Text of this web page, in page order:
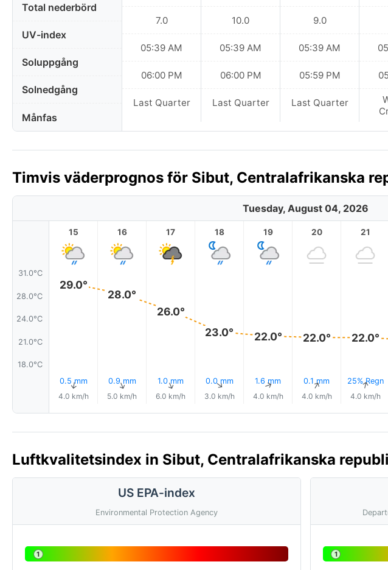
Total nederbörd
UV-index
Soluppgång
Solnedgång
Månfas
7.0
05:39 AM
06:00 PM
Last Quarter
10.0
05:39 AM
06:00 PM
Last Quarter
9.0
05:39 AM
05:59 PM
Last Quarter
Timvis väderprognos för Sibut, Centralafrikanska
Tuesday, August 04, 2026
31.0°C
28.0°C
24.0°C
21.0°C
18.0°C
15
29.0°
0.5 mm
↑
4.0 km/h
16
28.0°
0.9 mm
↑
5.0 km/h
17
26.0°
1.0 mm
↑
6.0 km/h
18
23.0°
0.0 mm
↑
3.0 km/h
19
22.0°
1.6 mm
↑
4.0 km/h
20
22.0°
0.1 mm
↑
4.0 km/h
21
22.0°
25% Regn
↑
4.0 km/h
Luftkvalitetsindex in Sibut, Centralafrikanska
US EPA-index
Environmental Protection Agency
1 1